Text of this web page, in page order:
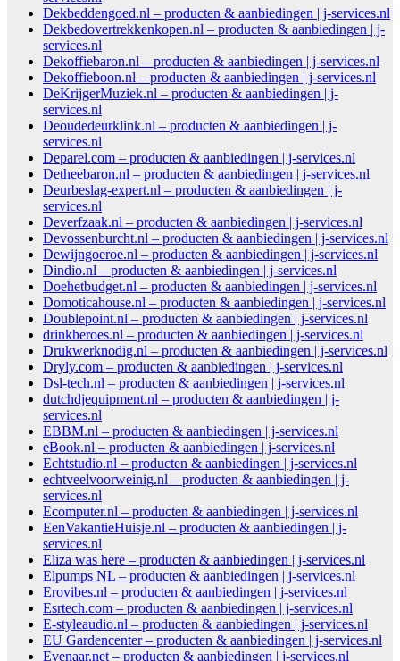
Dekbeddengoed.nl – producten & aanbiedingen | j-services.nl
Dekbedovertrekkenkopen.nl – producten & aanbiedingen | j-
services.nl
Dekoffiebaron.nl – producten & aanbiedingen | j-services.nl
Dekoffieboon.nl – producten & aanbiedingen | j-services.nl
DeKrijgerMuziek.nl – producten & aanbiedingen | j-
services.nl
Deoudedeurklink.nl – producten & aanbiedingen | j-
services.nl
Deparel.com – producten & aanbiedingen | j-services.nl
Detheebaron.nl – producten & aanbiedingen | j-services.nl
Deurbeslag-expert.nl – producten & aanbiedingen | j-
services.nl
Deverfzaak.nl – producten & aanbiedingen | j-services.nl
Devossenburcht.nl – producten & aanbiedingen | j-services.nl
Dewijngoeroe.nl – producten & aanbiedingen | j-services.nl
Dindio.nl – producten & aanbiedingen | j-services.nl
Doehetbudget.nl – producten & aanbiedingen | j-services.nl
Domoticahouse.nl – producten & aanbiedingen | j-services.nl
Doublepoint.nl – producten & aanbiedingen | j-services.nl
drinkheroes.nl – producten & aanbiedingen | j-services.nl
Drukwerknodig.nl – producten & aanbiedingen | j-services.nl
Dryly.com – producten & aanbiedingen | j-services.nl
Dsl-tech.nl – producten & aanbiedingen | j-services.nl
dutchdjequipment.nl – producten & aanbiedingen | j-
services.nl
EBBM.nl – producten & aanbiedingen | j-services.nl
eBook.nl – producten & aanbiedingen | j-services.nl
Echtstudio.nl – producten & aanbiedingen | j-services.nl
echtveelvoorweinig.nl – producten & aanbiedingen | j-
services.nl
Ecomputer.nl – producten & aanbiedingen | j-services.nl
EenVakantieHuisje.nl – producten & aanbiedingen | j-
services.nl
Eliza was here – producten & aanbiedingen | j-services.nl
Elpumps NL – producten & aanbiedingen | j-services.nl
Erovibes.nl – producten & aanbiedingen | j-services.nl
Esrtech.com – producten & aanbiedingen | j-services.nl
E-styleaudio.nl – producten & aanbiedingen | j-services.nl
EU Gardencenter – producten & aanbiedingen | j-services.nl
Evenaar.net – producten & aanbiedingen | j-services.nl